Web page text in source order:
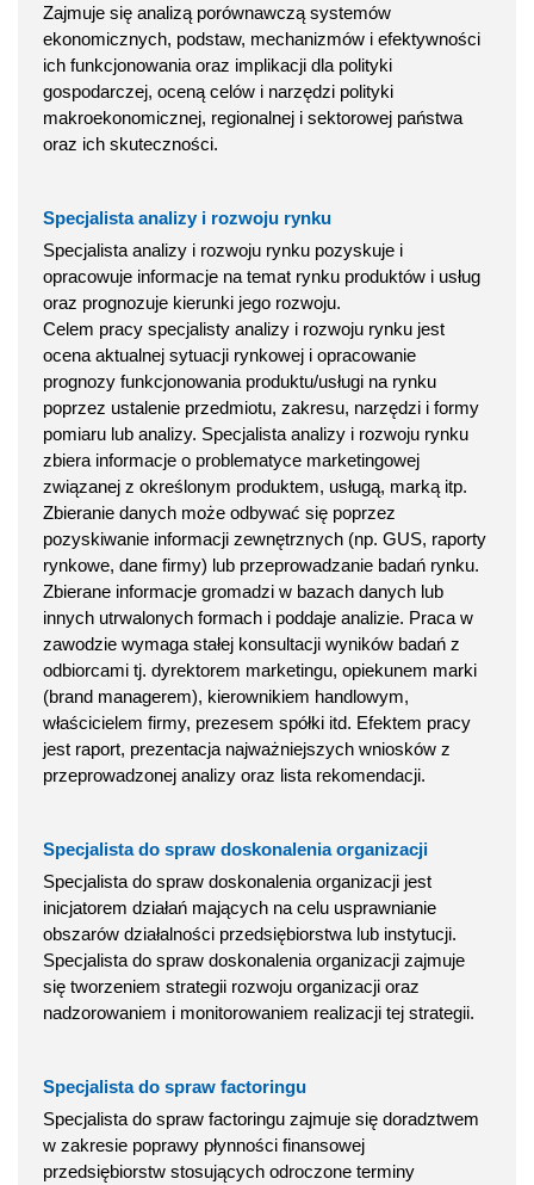
Zajmuje się analizą porównawczą systemów
ekonomicznych, podstaw, mechanizmów i efektywności
ich funkcjonowania oraz implikacji dla polityki
gospodarczej, oceną celów i narzędzi polityki
makroekonomicznej, regionalnej i sektorowej państwa
oraz ich skuteczności.
Specjalista analizy i rozwoju rynku
Specjalista analizy i rozwoju rynku pozyskuje i
opracowuje informacje na temat rynku produktów i usług
oraz prognozuje kierunki jego rozwoju.
Celem pracy specjalisty analizy i rozwoju rynku jest
ocena aktualnej sytuacji rynkowej i opracowanie
prognozy funkcjonowania produktu/usługi na rynku
poprzez ustalenie przedmiotu, zakresu, narzędzi i formy
pomiaru lub analizy. Specjalista analizy i rozwoju rynku
zbiera informacje o problematyce marketingowej
związanej z określonym produktem, usługą, marką itp.
Zbieranie danych może odbywać się poprzez
pozyskiwanie informacji zewnętrznych (np. GUS, raporty
rynkowe, dane firmy) lub przeprowadzanie badań rynku.
Zbierane informacje gromadzi w bazach danych lub
innych utrwalonych formach i poddaje analizie. Praca w
zawodzie wymaga stałej konsultacji wyników badań z
odbiorcami tj. dyrektorem marketingu, opiekunem marki
(brand managerem), kierownikiem handlowym,
właścicielem firmy, prezesem spółki itd. Efektem pracy
jest raport, prezentacja najważniejszych wniosków z
przeprowadzonej analizy oraz lista rekomendacji.
Specjalista do spraw doskonalenia organizacji
Specjalista do spraw doskonalenia organizacji jest
inicjatorem działań mających na celu usprawnianie
obszarów działalności przedsiębiorstwa lub instytucji.
Specjalista do spraw doskonalenia organizacji zajmuje
się tworzeniem strategii rozwoju organizacji oraz
nadzorowaniem i monitorowaniem realizacji tej strategii.
Specjalista do spraw factoringu
Specjalista do spraw factoringu zajmuje się doradztwem
w zakresie poprawy płynności finansowej
przedsiębiorstw stosujących odroczone terminy